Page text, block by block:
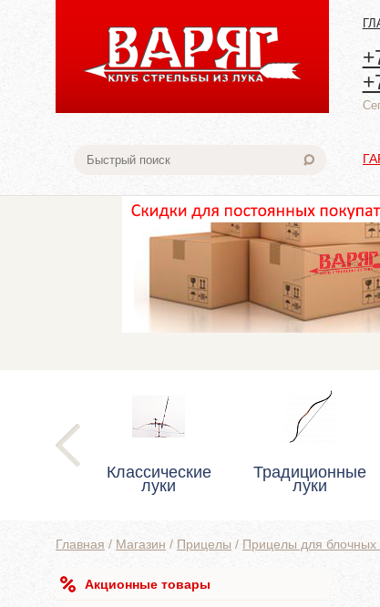
Классические
луки
Традиционные
луки
Главная / Магазин / Прицелы / Прицелы для блочных
Акционные товары